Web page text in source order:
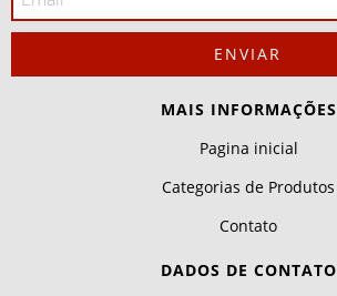
MAIS INFORMAÇÕES
Pagina inicial
Categorias de Produtos
Contato
DADOS DE CONTATO